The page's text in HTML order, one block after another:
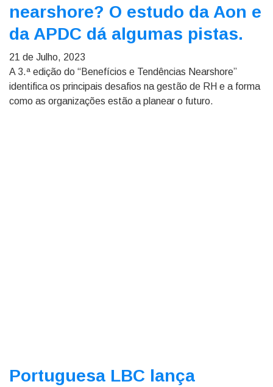
nearshore? O estudo da Aon e
da APDC dá algumas pistas.
21 de Julho, 2023
A 3.ª edição do “Benefícios e Tendências Nearshore”
identifica os principais desafios na gestão de RH e a forma
como as organizações estão a planear o futuro.
Portuguesa LBC lança